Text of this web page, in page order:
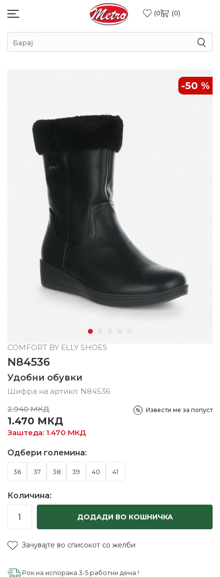
0 0
Барај
-50 %
COMFORT BY ELLY SHOES
N84536
Удобни обувки
Шифра на артикл: N84536
2.940 МКД
1.470 МКД
Заштеда: 1.470 МКД
Извести ме за попуст
Одбери големина:
36 37 38 39 40 41
Количина:
ДОДАДИ ВО КОШНИЧКА
Зачувајте во списокот со желби
Рок на испорака 3-5 работни дена !